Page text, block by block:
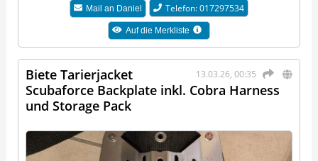
Mail an Daniel Telefon: 017297534
Auf die Merkliste
13.03.26, 00:35
Biete Tarierjacket
Scubaforce Backplate inkl. Cobra Harness
und Storage Pack